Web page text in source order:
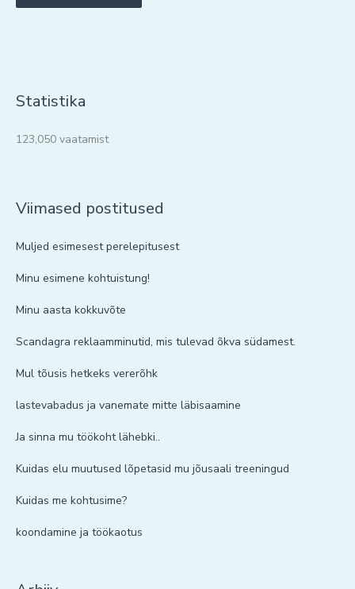
Statistika
123,050 vaatamist
Viimased postitused
Muljed esimesest perelepitusest
Minu esimene kohtuistung!
Minu aasta kokkuvõte
Scandagra reklaamminutid, mis tulevad õkva südamest.
Mul tõusis hetkeks vererõhk
lastevabadus ja vanemate mitte läbisaamine
Ja sinna mu töökoht lähebki..
Kuidas elu muutused lõpetasid mu jõusaali treeningud
Kuidas me kohtusime?
koondamine ja töökaotus